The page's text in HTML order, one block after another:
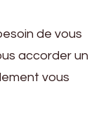
de vous
accorder un
vous